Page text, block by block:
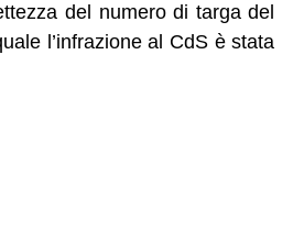
del numero di targa del
l’infrazione al CdS è stata